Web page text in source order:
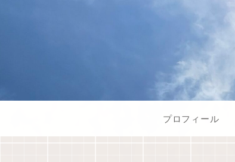
プロフィール